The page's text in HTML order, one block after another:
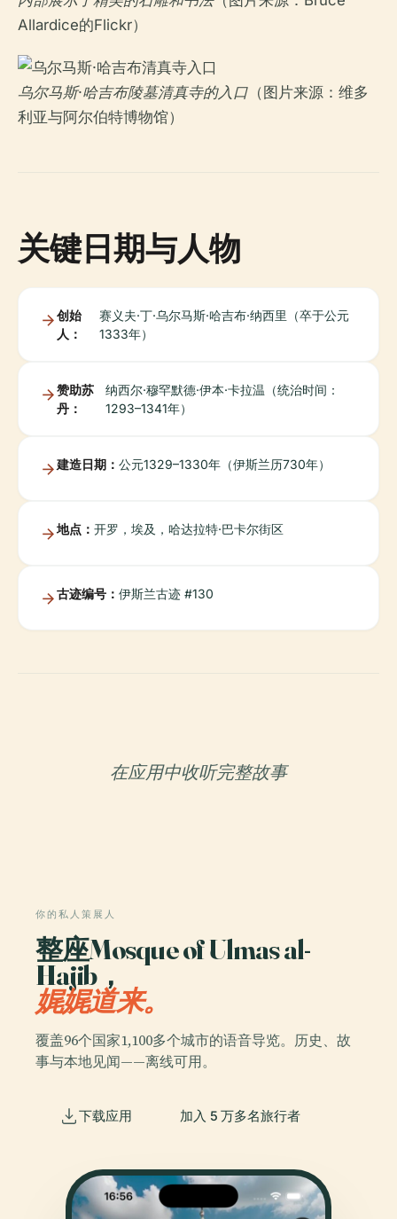
Allardice的Flickr）
乌尔马斯·哈吉布陵墓清真寺的入口 （图片来源：维多
利亚与阿尔伯特博物馆）
关键日期与人物
创始
人：
赛义夫·丁·乌尔马斯·哈吉布·纳西里（卒于公元
1333年）
赞助苏
丹：
纳西尔·穆罕默德·伊本·卡拉温（统治时间：
1293–1341年）
建造日期： 公元1329–1330年（伊斯兰历730年）
地点： 开罗，埃及，哈达拉特·巴卡尔街区
古迹编号： 伊斯兰古迹 #130
在应用中收听完整故事
你的私人策展人
整座Mosque of Ulmas al-
Hajib，
娓娓道来。
覆盖96个国家1,100多个城市的语音导览。历史、故
事与本地见闻——离线可用。
下载应用 加入 5 万多名旅行者